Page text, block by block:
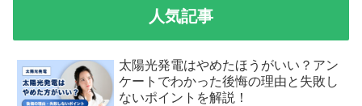
人気記事
太陽光発電はやめたほうがいい？アン
ケートでわかった後悔の理由と失敗し
ないポイントを解説！